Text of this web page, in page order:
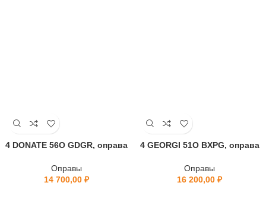
4 DONATE 56O GDGR, оправа
Оправы
14 700,00 ₽
4 GEORGI 51O BXPG, оправа
Оправы
16 200,00 ₽